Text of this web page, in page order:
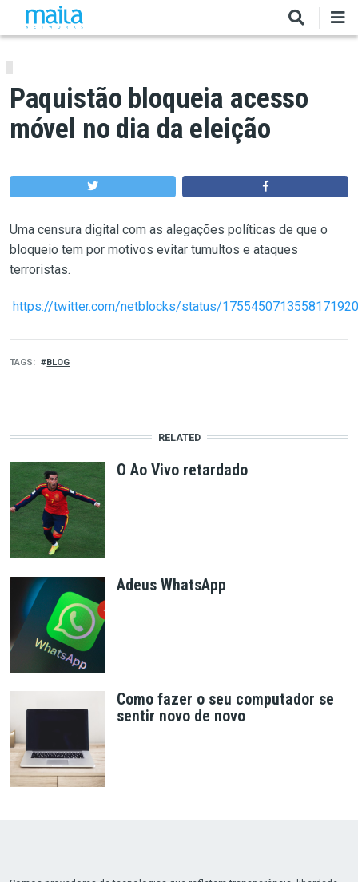
Pular para o conteúdo principal
Paquistão bloqueia acesso
móvel no dia da eleição
Uma censura digital com as alegações políticas de que o
bloqueio tem por motivos evitar tumultos e ataques
terroristas.
https://twitter.com/netblocks/status/1755450713558171920
TAGS BLOG
RELATED
O Ao Vivo retardado
Adeus WhatsApp
Como fazer o seu computador se
sentir novo de novo